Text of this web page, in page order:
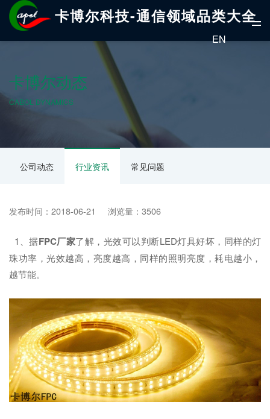
卡博尔科技-通信领域品类大全
EN
卡博尔动态
CABOL DYNAMICS
公司动态 行业资讯 常见问题
发布时间：2018-06-21 浏览量：3506
1、据FPC厂家了解，光效可以判断LED灯具好坏，同样的灯
珠功率，光效越高，亮度越高，同样的照明亮度，耗电越小，
越节能。